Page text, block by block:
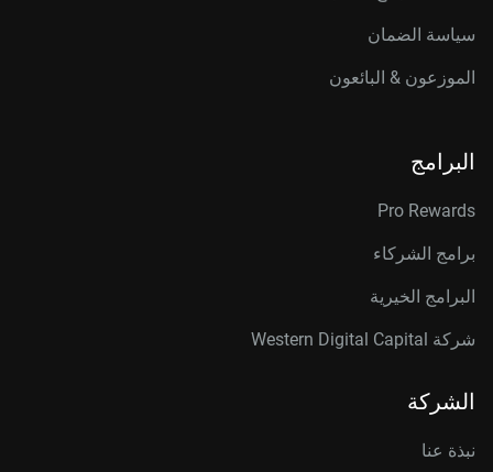
سياسة الضمان
الموزعون & البائعون
البرامج
Pro Rewards
برامج الشركاء
البرامج الخيرية
شركة Western Digital Capital
الشركة
نبذة عنا